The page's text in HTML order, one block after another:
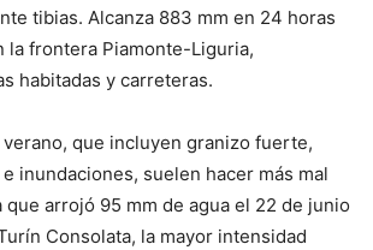
tibias. Alcanza 883 mm en 24 horas
la frontera Piamonte-Liguria,
habitadas y carreteras.
que incluyen granizo fuerte,
inundaciones, suelen hacer más mal
que arrojó 95 mm de agua el 22 de junio
Consolata, la mayor intensidad